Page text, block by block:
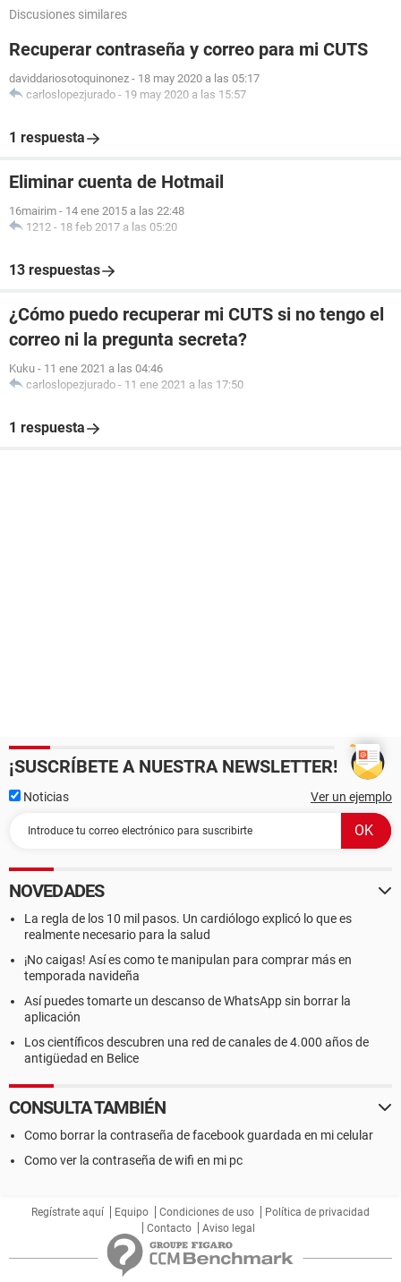
Discusiones similares
Recuperar contraseña y correo para mi CUTS
daviddariosotoquinonez - 18 may 2020 a las 05:17
carloslopezjurado - 19 may 2020 a las 15:57
1 respuesta
Eliminar cuenta de Hotmail
16mairim - 14 ene 2015 a las 22:48
1212 - 18 feb 2017 a las 05:20
13 respuestas
¿Cómo puedo recuperar mi CUTS si no tengo el
correo ni la pregunta secreta?
Kuku - 11 ene 2021 a las 04:46
carloslopezjurado - 11 ene 2021 a las 17:50
1 respuesta
¡SUSCRÍBETE A NUESTRA NEWSLETTER!
Noticias Ver un ejemplo
NOVEDADES
La regla de los 10 mil pasos. Un cardiólogo explicó lo que es
realmente necesario para la salud
¡No caigas! Así es como te manipulan para comprar más en
temporada navideña
Así puedes tomarte un descanso de WhatsApp sin borrar la
aplicación
Los científicos descubren una red de canales de 4.000 años de
antigüedad en Belice
CONSULTA TAMBIÉN
Como borrar la contraseña de facebook guardada en mi celular
Como ver la contraseña de wifi en mi pc
Regístrate aquí Equipo Condiciones de uso
Política de privacidad
Contacto
Aviso legal